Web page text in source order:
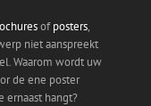
ofposters,
niet aanspreekt
Waarom wordt uw
de ene poster
ernaast hangt?